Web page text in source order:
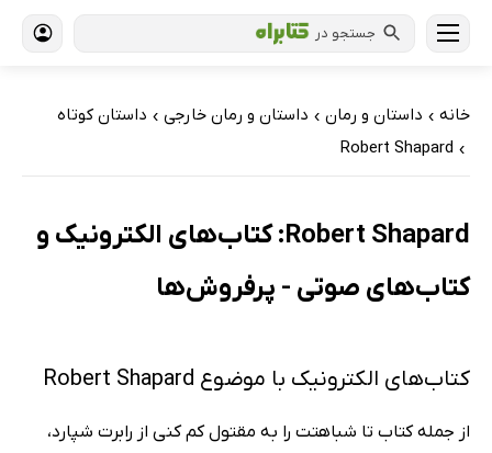
جستجو در
خانه › داستان و رمان › داستان و رمان خارجی › داستان کوتاه
›
Robert Shapard
Robert Shapard: کتاب‌های الکترونیک و
کتاب‌های صوتی - پرفروش‌ها
کتاب‌های الکترونیک با موضوع Robert Shapard
از جمله کتاب تا شباهتت را به مقتول کم کنی از رابرت شپارد،